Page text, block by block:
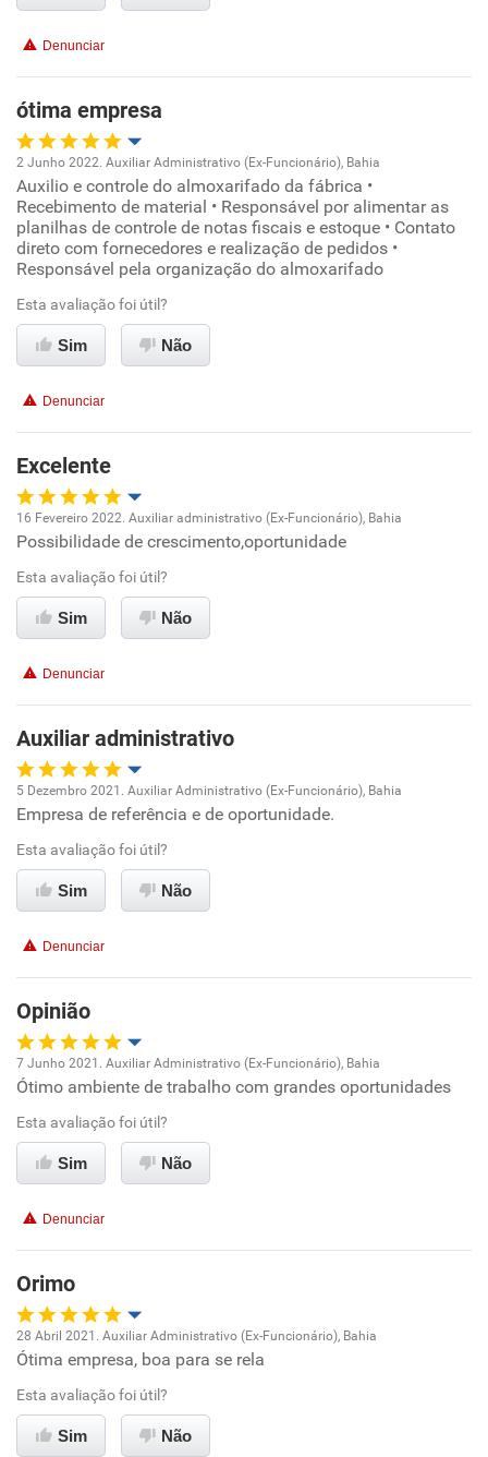
Não recomenda esta empresa
Não recomenda a diretoria
Denunciar
ótima empresa
Oportunidade de promoção
Ambiente de trabalho
Conciliação com a vida familiar
Benefícios
Recomenda esta empresa
2 Junho 2022. Auxiliar Administrativo (Ex-Funcionário), Bahia
Auxilio e controle do almoxarifado da fábrica •
Recebimento de material • Responsável por alimentar as
planilhas de controle de notas fiscais e estoque • Contato
direto com fornecedores e realização de pedidos •
Responsável pela organização do almoxarifado
Esta avaliação foi útil?
Sim Não
Denunciar
Excelente
Oportunidade de promoção
Ambiente de trabalho
Benefícios
Recomenda esta empresa
Recomenda a diretoria
16 Fevereiro 2022. Auxiliar administrativo (Ex-Funcionário), Bahia
Possibilidade de crescimento,oportunidade
Esta avaliação foi útil?
Sim Não
Denunciar
Auxiliar administrativo
Oportunidade de promoção
Ambiente de trabalho
Benefícios
Recomenda esta empresa
Recomenda a diretoria
5 Dezembro 2021. Auxiliar Administrativo (Ex-Funcionário), Bahia
Empresa de referência e de oportunidade.
Esta avaliação foi útil?
Sim Não
Denunciar
Opinião
Oportunidade de promoção
Ambiente de trabalho
Benefícios
Recomenda esta empresa
Recomenda a diretoria
7 Junho 2021. Auxiliar Administrativo (Ex-Funcionário), Bahia
Ótimo ambiente de trabalho com grandes oportunidades
Esta avaliação foi útil?
Sim Não
Denunciar
Orimo
Oportunidade de promoção
Ambiente de trabalho
28 Abril 2021. Auxiliar Administrativo (Ex-Funcionário), Bahia
Ótima empresa, boa para se rela
Esta avaliação foi útil?
Sim Não